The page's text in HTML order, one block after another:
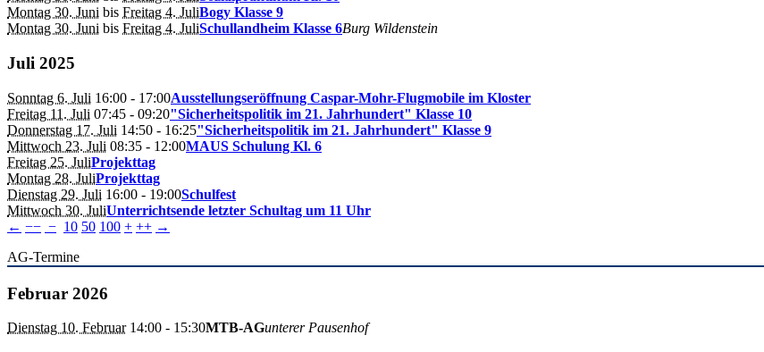
Montag 30. Juni bis Freitag 4. JuliBogy Klasse 9
Montag 30. Juni bis Freitag 4. JuliSchullandheim Klasse 6Burg Wildenstein
Juli 2025
Sonntag 6. Juli 16:00 - 17:00Ausstellungseröffnung Caspar-Mohr-Flugmobile im Kloster
Freitag 11. Juli 07:45 - 09:20"Sicherheitspolitik im 21. Jahrhundert" Klasse 10
Donnerstag 17. Juli 14:50 - 16:25"Sicherheitspolitik im 21. Jahrhundert" Klasse 9
Mittwoch 23. Juli 08:35 - 12:00MAUS Schulung Kl. 6
Freitag 25. JuliProjekttag
Montag 28. JuliProjekttag
Dienstag 29. Juli 16:00 - 19:00Schulfest
Mittwoch 30. JuliUnterrichtsende letzter Schultag um 11 Uhr
← −− − 10 50 100 + ++ →
AG-Termine
Februar 2026
Dienstag 10. Februar14:00 - 15:30MTB-AGunterer Pausenhof